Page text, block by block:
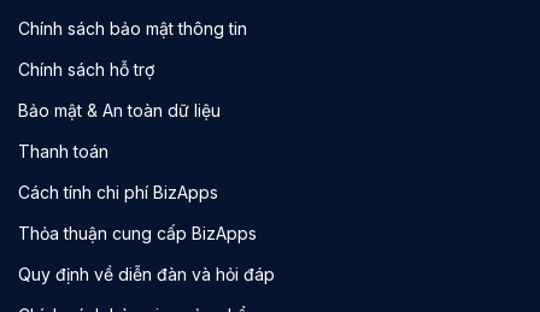
Chính sách bảo mật thông tin
Chính sách hỗ trợ
Bảo mật & An toàn dữ liệu
Thanh toán
Cách tính chi phí BizApps
Thỏa thuận cung cấp BizApps
Quy định về diễn đàn và hỏi đáp